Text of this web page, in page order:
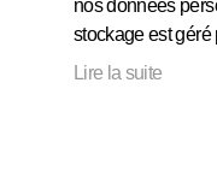
nos données
stockage est
Lire la suite